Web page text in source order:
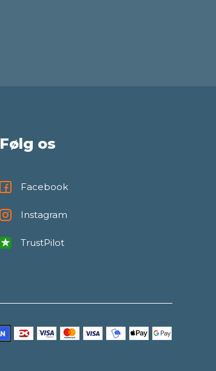
Følg os
Facebook
Instagram
TrustPilot